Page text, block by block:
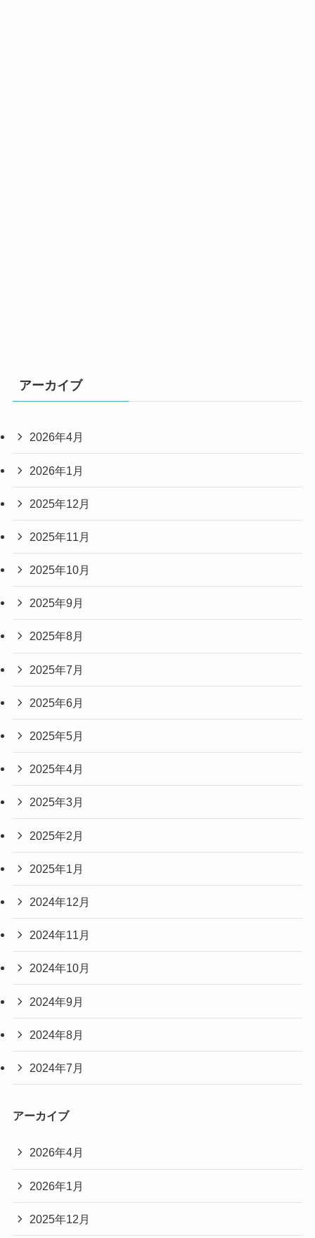
アーカイブ
2026年4月
2026年1月
2025年12月
2025年11月
2025年10月
2025年9月
2025年8月
2025年7月
2025年6月
2025年5月
2025年4月
2025年3月
2025年2月
2025年1月
2024年12月
2024年11月
2024年10月
2024年9月
2024年8月
2024年7月
アーカイブ
2026年4月
2026年1月
2025年12月